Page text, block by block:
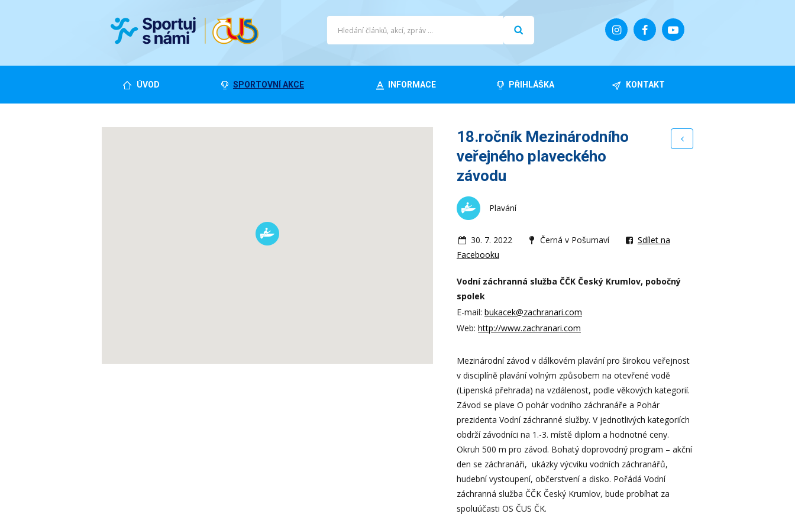
ÚVOD SPORTOVNÍ AKCE INFORMACE PŘIHLÁŠKA KONTAKT
18.ročník Mezinárodního
veřejného plaveckého
závodu
Plavání
30. 7. 2022 Černá v Pošumaví
Sdílet na
Facebooku
Vodní záchranná služba ČČK Český Krumlov, pobočný
spolek
E-mail: bukacek@zachranari.com
Web: http://www.zachranari.com
Mezinárodní závod v dálkovém plavání pro širokou veřejnost
v disciplíně plavání volným způsobem na otevřené vodě
(Lipenská přehrada) na vzdálenost, podle věkových kategorií.
Závod se plave O pohár vodního záchranáře a Pohár
prezidenta Vodní záchranné služby. V jednotlivých kategoriích
obdrží závodníci na 1.-3. místě diplom a hodnotné ceny.
Okruh 500 m pro závod. Bohatý doprovodný program – akční
den se záchranáři, ukázky výcviku vodních záchranářů,
hudební vystoupení, občerstvení a disko. Pořádá Vodní
záchranná služba ČČK Český Krumlov, bude probíhat za
spoluúčasti OS ČUS ČK.